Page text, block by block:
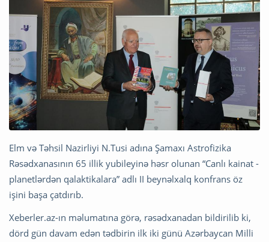
Elm və Təhsil Nazirliyi N.Tusi adına Şamaxı Astrofizika
Rəsədxanasının 65 illik yubileyinə həsr olunan “Canlı kainat -
planetlərdən qalaktikalara” adlı II beynəlxalq konfrans öz
işini başa çatdırıb.
Xeberler.az-ın məlumatına görə, rəsədxanadan bildirilib ki,
dörd gün davam edən tədbirin ilk iki günü Azərbaycan Milli